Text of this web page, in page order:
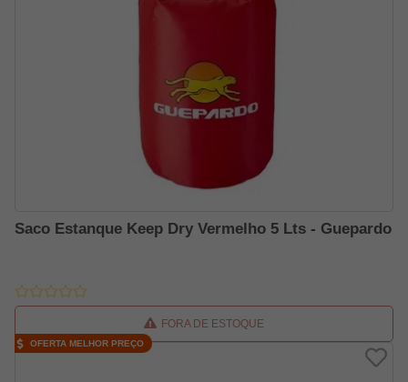
Saco Estanque Keep Dry Vermelho 5 Lts - Guepardo
FORA DE ESTOQUE
OFERTA MELHOR PREÇO